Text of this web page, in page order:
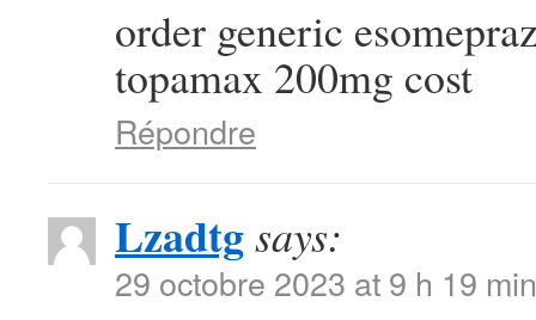
order generic
topamax 200mg cost
Répondre
Lzadtgsays:
29 octobre 2023 at 9 h 19 min